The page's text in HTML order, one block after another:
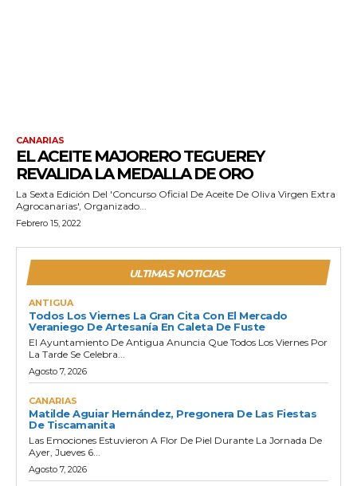
CANARIAS
EL ACEITE MAJORERO TEGUEREY
REVALIDA LA MEDALLA DE ORO
La Sexta Edición Del 'Concurso Oficial De Aceite De Oliva Virgen Extra
Agrocanarias', Organizado...
Febrero 15, 2022
ULTIMAS NOTICIAS
ANTIGUA
Todos Los Viernes La Gran Cita Con El Mercado
Veraniego De Artesanía En Caleta De Fuste
El Ayuntamiento De Antigua Anuncia Que Todos Los Viernes Por
La Tarde Se Celebra...
Agosto 7, 2026
CANARIAS
Matilde Aguiar Hernández, Pregonera De Las Fiestas
De Tiscamanita
Las Emociones Estuvieron A Flor De Piel Durante La Jornada De
Ayer, Jueves 6...
Agosto 7, 2026